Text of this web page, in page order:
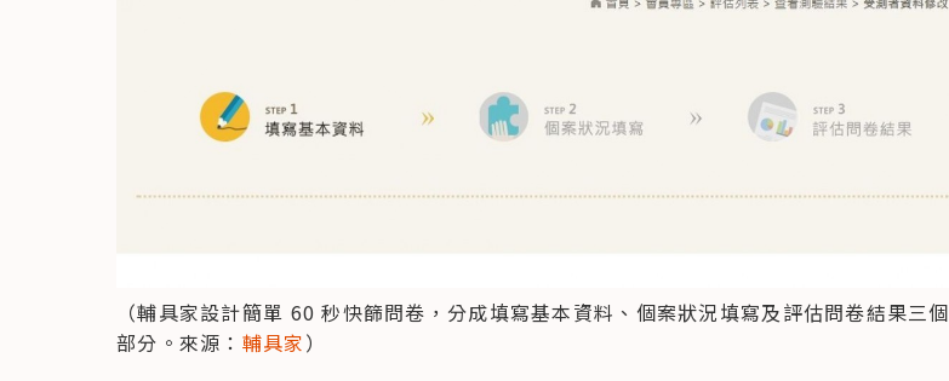
（輔具家設計簡單 60 秒快篩問卷，分成填寫基本資料、個案狀況填寫及評估問卷結果三個
部分。來源： 輔具家）